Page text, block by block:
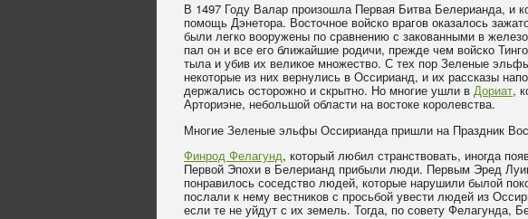
В 1497 Году Валар произошла Первая Битва Белерианда, и
помощь Дэнетора. Восточное войско врагов оказалось
были легко вооружены по сравнению с закованными в
пал он и все его ближайшие родичи, прежде чем войско
тыла и убив их великое множество. С тех пор Зеленые
некоторые из них вернулись в Оссирианд, и их рассказы
держались осторожно и скрытно. Но многие ушли в Дориат,
Арториэне, небольшой области на востоке королевства.
Многие Зеленые эльфы Оссирианда пришли на Праздник
Финрод Фелагунд, который любил странствовать, иногда
Первой Эпохи в Белерианд прибыли люди. Первым Эред
понравилось соседство людей, которые нарушили былой
послали к нему вестников с просьбой увести людей из
если те не уйдут с их земель. Тогда, по совету Фелагунда,